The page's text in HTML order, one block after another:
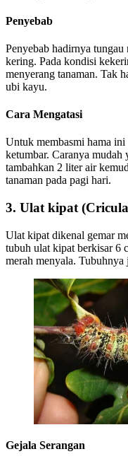
Penyebab
Penyebab hadirnya
kering. Pada kondisi
menyerang tanaman. Tak
ubi kayu.
Cara Mengatasi
Untuk membasmi hama ini
ketumbar. Caranya
tambahkan 2 liter air
tanaman pada pagi hari.
3. Ulat kipat
Ulat kipat dikenal gemar
tubuh ulat kipat berkisar 6
merah menyala.
Gejala Serangan